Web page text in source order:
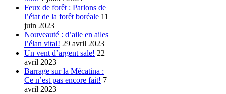
Feux de forêt : Parlons de
l’état de la forêt boréale 11
juin 2023
Nouveauté : d’aile en ailes
l’élan vital! 29 avril 2023
Un vent d’argent sale! 22
avril 2023
Barrage sur la Mécatina :
Ce n’est pas encore fait! 7
avril 2023